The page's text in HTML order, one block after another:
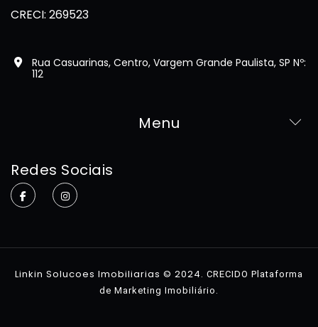
CRECI: 269523
Rua Casuarinas, Centro, Vargem Grande Paulista, SP Nº:
112
Menu
Redes Sociais
Linkin Solucoes Imobiliarias © 2024. CRECIDO Plataforma
de Marketing Imobiliário .